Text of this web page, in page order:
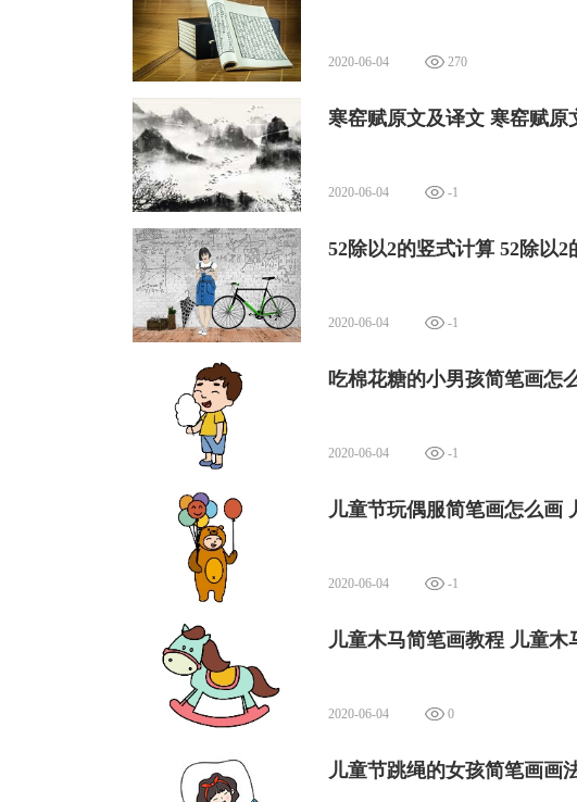
2020-06-04 270
寒窑赋原文及译文 寒窑赋原
2020-06-04 -1
52除以2的竖式计算 52除以
2020-06-04 -1
吃棉花糖的小男孩简笔画怎
2020-06-04 -1
儿童节玩偶服简笔画怎么画
2020-06-04 -1
儿童木马简笔画教程 儿童木
2020-06-04 0
儿童节跳绳的女孩简笔画画